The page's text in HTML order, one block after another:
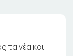
τα νέα και